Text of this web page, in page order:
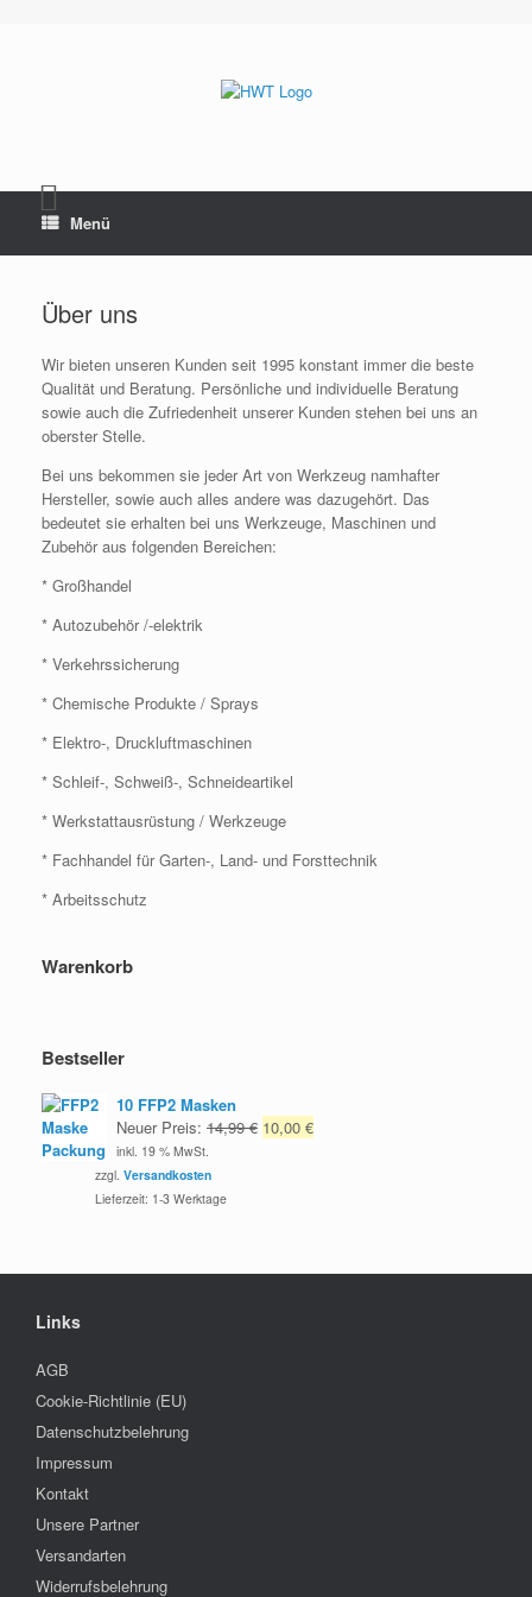
Menü
Über uns
Wir bieten unseren Kunden seit 1995 konstant immer die beste
Qualität und Beratung. Persönliche und individuelle Beratung
sowie auch die Zufriedenheit unserer Kunden stehen bei uns an
oberster Stelle.
Bei uns bekommen sie jeder Art von Werkzeug namhafter
Hersteller, sowie auch alles andere was dazugehört. Das
bedeutet sie erhalten bei uns Werkzeuge, Maschinen und
Zubehör aus folgenden Bereichen:
* Großhandel
* Autozubehör /-elektrik
* Verkehrssicherung
* Chemische Produkte / Sprays
* Elektro-, Druckluftmaschinen
* Schleif-, Schweiß-, Schneideartikel
* Werkstattausrüstung / Werkzeuge
* Fachhandel für Garten-, Land- und Forsttechnik
* Arbeitsschutz
Warenkorb
Bestseller
10 FFP2 Masken
Neuer Preis: 14,99€ Ursprünglicher
10,00 €Aktueller
inkl. 19 % MwSt.
zzgl. Versandkosten
Lieferzeit: 1-3 Werktage
Links
AGB
Cookie-Richtlinie (EU)
Datenschutzbelehrung
Impressum
Kontakt
Unsere Partner
Versandarten
Widerrufsbelehrung